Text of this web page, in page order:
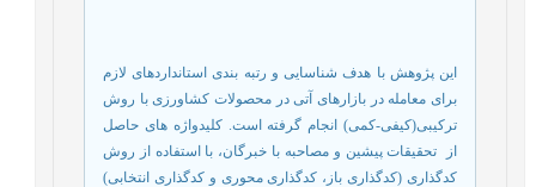
این پژوهش با هدف شناسایی و رتبه بندی استانداردهای لازم
برای معامله در بازارهای آتی در محصولات کشاورزی با روش
ترکیبی(کیفی-کمی) انجام گرفته است. کلیدواژه های حاصل
از
تحقیقات پیشین و مصاحبه با خبرگان، با استفاده از روش
کدگذاری (کدگذاری باز، کدگذاری محوری و کدگذاری انتخابی)